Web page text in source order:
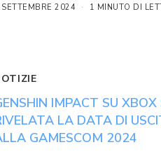
2024 1 MINUTO DI
IMPACT SU XBOX
LA DATA DI
GAMESCOM 2024